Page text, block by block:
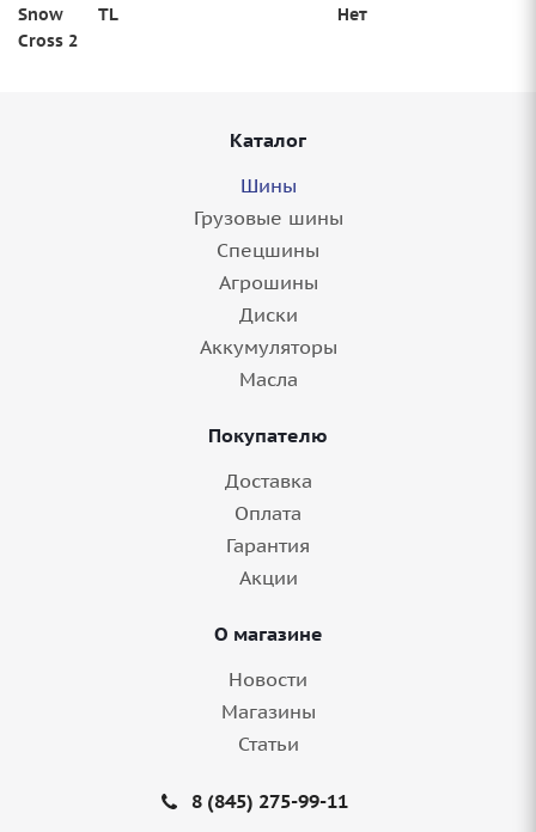
Snow
Cross 2
TL Нет
Каталог
Шины
Грузовые шины
Спецшины
Агрошины
Диски
Аккумуляторы
Масла
Покупателю
Доставка
Оплата
Гарантия
Акции
О магазине
Новости
Магазины
Статьи
8 (845) 275-99-11